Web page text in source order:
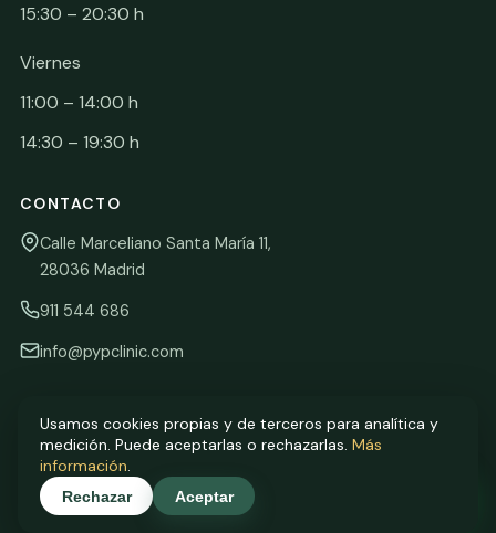
15:30 – 20:30 h
Viernes
11:00 – 14:00 h
14:30 – 19:30 h
CONTACTO
Calle Marceliano Santa María 11,
28036 Madrid
911 544 686
info@pypclinic.com
© 2026 P&P Clinic · Dra. Patricia Palma Maldonado · Colegiada nº
28013243 (COEM). Todos los derechos reservados.
Clínica Dental Madrid · Chamartín · Junto al Santiago Bernabéu
Usamos cookies propias y de terceros para analítica y
medición. Puede aceptarlas o rechazarlas. Más
información.
Rechazar Aceptar